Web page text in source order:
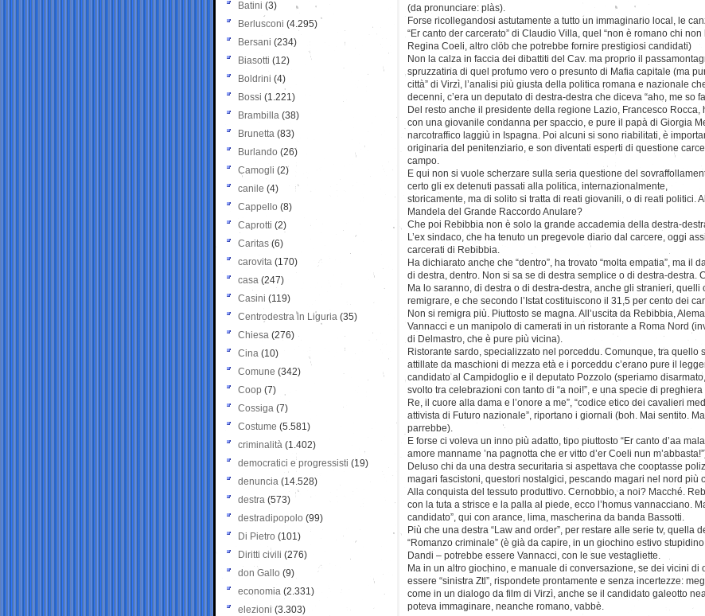
(da pronunciare: plàs).
Forse ricollegandosi astutamente a tutto un immaginario local, le
“Er canto der carcerato” di Claudio Villa, quel “non è romano chi
Regina Coeli, altro clöb che potrebbe fornire prestigiosi candidati)
Non la calza in faccia dei dibattiti del Cav. ma proprio il
spruzzatina di quel profumo vero o presunto di Mafia capitale (ma
città” di Virzì, l’analisi più giusta della politica romana e nazionale
decenni, c’era un deputato di destra-destra che diceva “aho, me so
Del resto anche il presidente della regione Lazio, Francesco Rocca,
con una giovanile condanna per spaccio, e pure il papà di Giorgia
narcotraffico laggiù in Ispagna. Poi alcuni si sono riabilitati, è
originaria del penitenziario, e son diventati esperti di questione
campo.
E qui non si vuole scherzare sulla seria questione del
certo gli ex detenuti passati alla politica, internazionalmente,
storicamente, ma di solito si tratta di reati giovanili, o di reati politici.
Mandela del Grande Raccordo Anulare?
Che poi Rebibbia non è solo la grande accademia della destra-
L’ex sindaco, che ha tenuto un pregevole diario dal carcere, oggi
carcerati di Rebibbia.
Ha dichiarato anche che “dentro”, ha trovato “molta empatia”, ma il
di destra, dentro. Non si sa se di destra semplice o di destra-destra.
Ma lo saranno, di destra o di destra-destra, anche gli stranieri, quelli
remigrare, e che secondo l’Istat costituiscono il 31,5 per cento dei
Non si remigra più. Piuttosto se magna. All’uscita da Rebibbia,
Vannacci e un manipolo di camerati in un ristorante a Roma Nord
di Delmastro, che è pure più vicina).
Ristorante sardo, specializzato nel porceddu. Comunque, tra quello
attillate da maschioni di mezza età e i porceddu c’erano pure il
candidato al Campidoglio e il deputato Pozzolo (speriamo
svolto tra celebrazioni con tanto di “a noi!”, e una specie di
Re, il cuore alla dama e l’onore a me”, “codice etico dei cavalieri
attivista di Futuro nazionale”, riportano i giornali (boh. Mai sentito.
parrebbe).
E forse ci voleva un inno più adatto, tipo piuttosto “Er canto d’aa
amore manname ’na pagnotta che er vitto d’er Coeli nun
Deluso chi da una destra securitaria si aspettava che cooptasse
magari fascistoni, questori nostalgici, pescando magari nel nord più
Alla conquista del tessuto produttivo. Cernobbio, a noi? Macché.
con la tuta a strisce e la palla al piede, ecco l’homus vannacciano.
candidato”, qui con arance, lima, mascherina da banda Bassotti.
Più che una destra “Law and order”, per restare alle serie tv, quella
“Romanzo criminale” (è già da capire, in un giochino estivo
Dandi – potrebbe essere Vannacci, con le sue vestagliette.
Ma in un altro giochino, e manuale di conversazione, se dei vicini di
essere “sinistra Ztl”, rispondete prontamente e senza incertezze:
come in un dialogo da film di Virzì, anche se il candidato galeotto
poteva immaginare, neanche romano, vabbè.
Batini (3)
Berlusconi (4.295)
Bersani (234)
Biasotti (12)
Boldrini (4)
Bossi (1.221)
Brambilla (38)
Brunetta (83)
Burlando (26)
Camogli (2)
canile (4)
Cappello (8)
Caprotti (2)
Caritas (6)
carovita (170)
casa (247)
Casini (119)
Centrodestra in Liguria (35)
Chiesa (276)
Cina (10)
Comune (342)
Coop (7)
Cossiga (7)
Costume (5.581)
criminalità (1.402)
democratici e progressisti (19)
denuncia (14.528)
destra (573)
destradipopolo (99)
Di Pietro (101)
Diritti civili (276)
don Gallo (9)
economia (2.331)
elezioni (3.303)